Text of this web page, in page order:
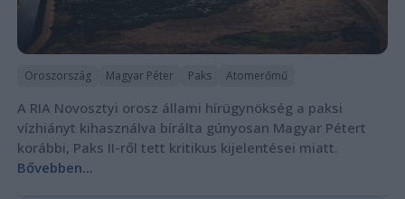
Oroszország Magyar Péter Paks Atomerőmű
A RIA Novosztyi orosz állami hírügynökség a paksi
vízhiányt kihasználva bírálta gúnyosan Magyar Pétert
korábbi, Paks II-ről tett kritikus kijelentései miatt.
Bővebben...